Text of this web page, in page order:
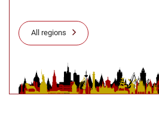
All regions